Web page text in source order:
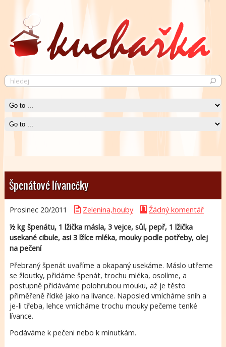
Pečené kuře
Krásně křupavé pečené kuře neurazí snád žádného jedlíka.
Špenátové lívanečky
Prosinec 20/2011 Zelenina,houby
Žádný komentář
½ kg špenátu, 1 lžička másla, 3 vejce, sůl, pepř, 1 lžička
usekané cibule, asi 3 lžíce mléka, mouky podle potřeby, olej
na pečení
Přebraný špenát uvaříme a okapaný usekáme. Máslo utřeme
se žloutky, přidáme špenát, trochu mléka, osolíme, a
postupně přidáváme polohrubou mouku, až je těsto
přiměřeně řídké jako na lívance. Naposled vmícháme sníh a
je-li třeba, lehce vmícháme trochu mouky pečeme tenké
lívance.
Podáváme k pečeni nebo k minutkám.